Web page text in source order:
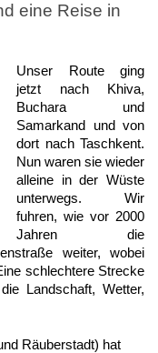
eine Reise in
Unser Route ging
jetzt nach Khiva,
Buchara und
Samarkand und von
dort nach Taschkent.
Nun waren sie wieder
alleine in der Wüste
unterwegs. Wir
fuhren, wie vor 2000
Jahren die
weiter, wobei
schlechtere Strecke
Landschaft, Wetter,
Räuberstadt) hat